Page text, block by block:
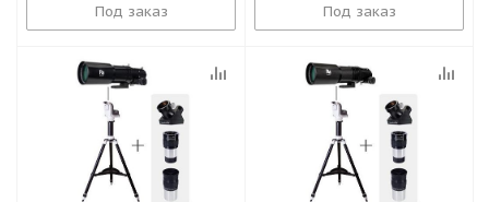
Под заказ Под заказ